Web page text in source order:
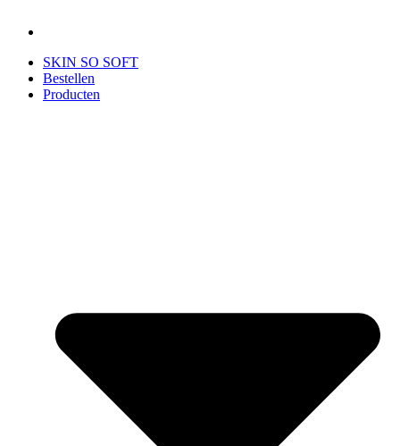
SKIN SO SOFT
Bestellen
Producten